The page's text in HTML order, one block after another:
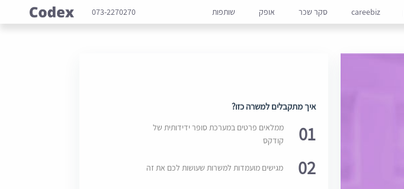
careebiz סקר שכר אופק שותפות 073-2270270
איך מתקבלים למשרה כזו?
01
ממלאים פרטים במערכת סופר ידידותית של
קודקס
02 מגישים מועמדות למשרות שעושות לכם את זה